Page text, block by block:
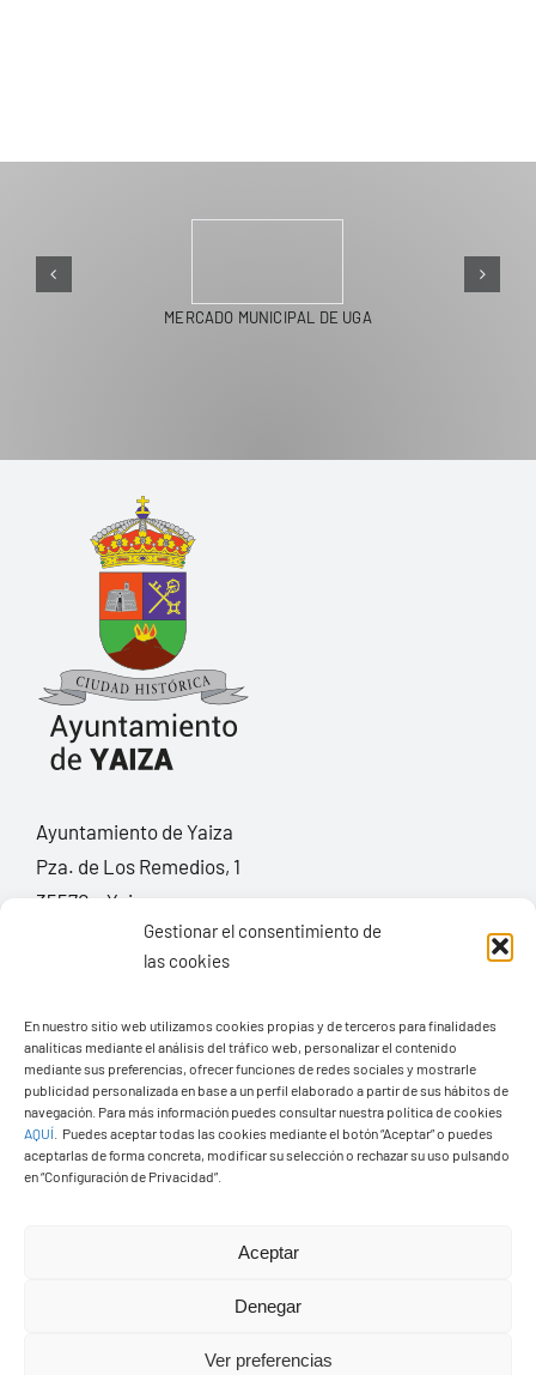
Gestionar el consentimiento de
las cookies
En nuestro sitio web utilizamos cookies propias y de terceros para finalidades
analíticas mediante el análisis del tráfico web, personalizar el contenido
mediante sus preferencias, ofrecer funciones de redes sociales y mostrarle
publicidad personalizada en base a un perfil elaborado a partir de sus hábitos de
navegación. Para más información puedes consultar nuestra política de cookies
AQUÍ
Puedes aceptar todas las cookies mediante el botón “Aceptar” o puedes
aceptarlas de forma concreta, modificar su selección o rechazar su uso pulsando
en “Configuración de Privacidad”.
Aceptar
Denegar
Ver preferencias
MERCADO MUNICIPAL DE UGA
Ayuntamiento de Yaiza
Pza. de Los Remedios, 1
35570 – Yaiza
928 83 62 20
Toggle
Transparencia
Aviso legal
© Copyright2026 Ayuntamiento de Yaiza - Todos los
derechos reservads
Diseño web Solucionet.com